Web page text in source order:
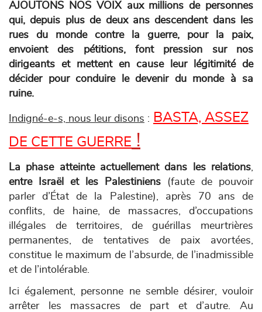
AJOUTONS NOS VOIX aux millions de personnes
qui, depuis plus de deux ans descendent dans les
rues du monde contre la guerre, pour la paix,
envoient des pétitions, font pression sur nos
dirigeants et mettent en cause leur légitimité de
décider pour conduire le devenir du monde à sa
ruine.
Indigné-e-s, nous leur disons :
BASTA, ASSEZ
DE CETTE GUERRE !
La phase atteinte actuellement dans les relations,
entre Israël et les Palestiniens (faute de pouvoir
parler d’État de la Palestine), après 70 ans de
conflits, de haine, de massacres, d’occupations
illégales de territoires, de guérillas meurtrières
permanentes, de tentatives de paix avortées,
constitue le maximum de l’absurde, de l’inadmissible
et de l’intolérable.
Ici également, personne ne semble désirer, vouloir
arrêter les massacres de part et d’autre. Au